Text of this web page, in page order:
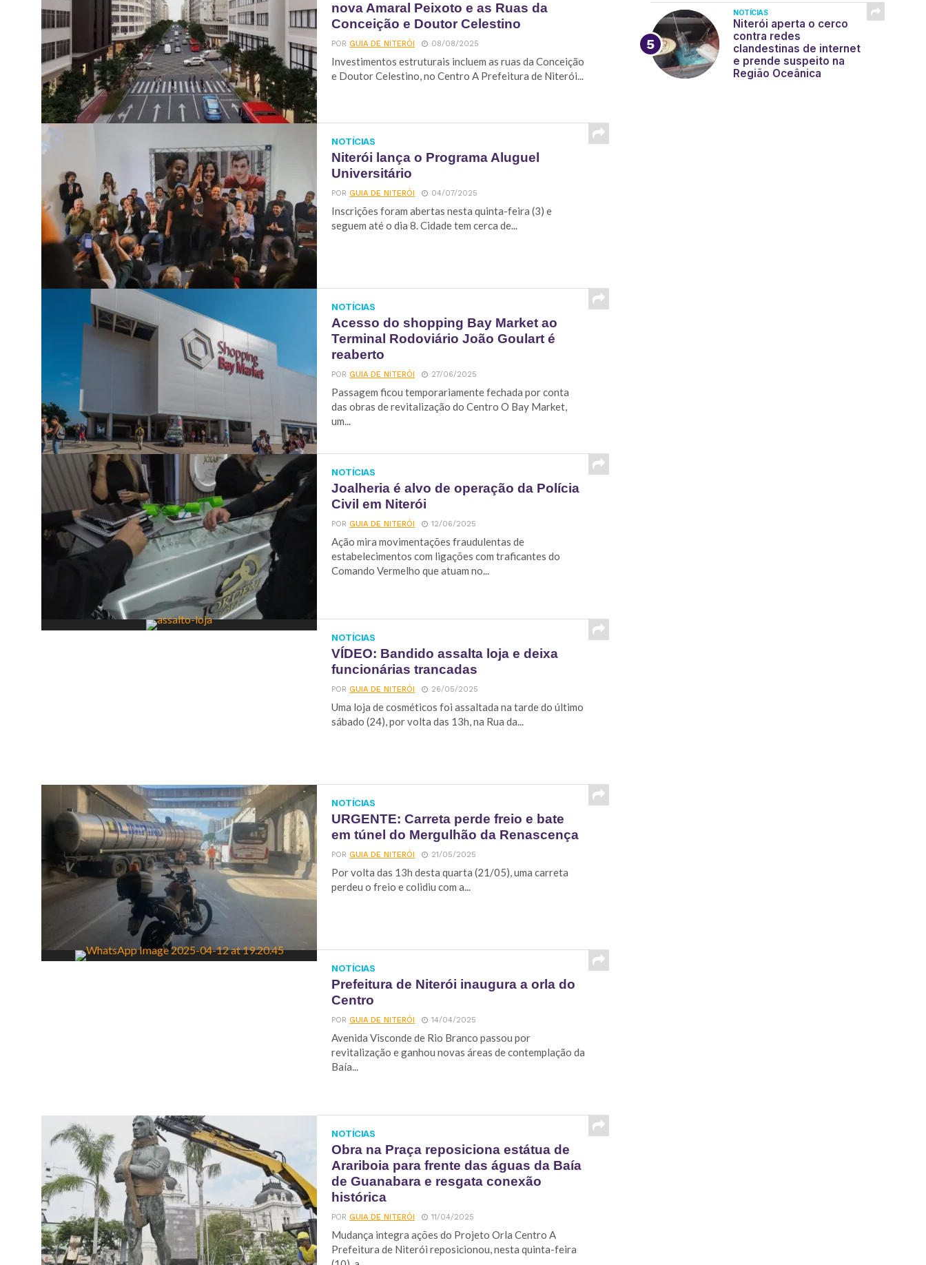
nova Amaral Peixoto e as Ruas da
Conceição e Doutor Celestino
PORGUIA DE NITERÓI 08/08/2025
Investimentos estruturais incluem as ruas da Conceição
e Doutor Celestino, no Centro A Prefeitura de Niterói...
NOTÍCIAS
Niterói lança o Programa Aluguel
Universitário
PORGUIA DE NITERÓI 04/07/2025
Inscrições foram abertas nesta quinta-feira (3) e
seguem até o dia 8. Cidade tem cerca de...
NOTÍCIAS
Acesso do shopping Bay Market ao
Terminal Rodoviário João Goulart é
reaberto
PORGUIA DE NITERÓI 27/06/2025
Passagem ficou temporariamente fechada por conta
das obras de revitalização do Centro O Bay Market,
um...
NOTÍCIAS
Joalheria é alvo de operação da Polícia
Civil em Niterói
PORGUIA DE NITERÓI 12/06/2025
Ação mira movimentações fraudulentas de
estabelecimentos com ligações com traficantes do
Comando Vermelho que atuam no...
NOTÍCIAS
VÍDEO: Bandido assalta loja e deixa
funcionárias trancadas
PORGUIA DE NITERÓI 26/05/2025
Uma loja de cosméticos foi assaltada na tarde do último
sábado (24), por volta das 13h, na Rua da...
NOTÍCIAS
URGENTE: Carreta perde freio e bate
em túnel do Mergulhão da Renascença
PORGUIA DE NITERÓI 21/05/2025
Por volta das 13h desta quarta (21/05), uma carreta
perdeu o freio e colidiu com a...
NOTÍCIAS
Prefeitura de Niterói inaugura a orla do
Centro
PORGUIA DE NITERÓI 14/04/2025
Avenida Visconde de Rio Branco passou por
revitalização e ganhou novas áreas de contemplação da
Baía...
NOTÍCIAS
Obra na Praça reposiciona estátua de
Arariboia para frente das águas da Baía
de Guanabara e resgata conexão
histórica
PORGUIA DE NITERÓI 11/04/2025
Mudança integra ações do Projeto Orla Centro A
Prefeitura de Niterói reposicionou, nesta quinta-feira
NOTÍCIAS
Niterói aperta o cerco
contra redes
clandestinas de internet
e prende suspeito na
Região Oceânica